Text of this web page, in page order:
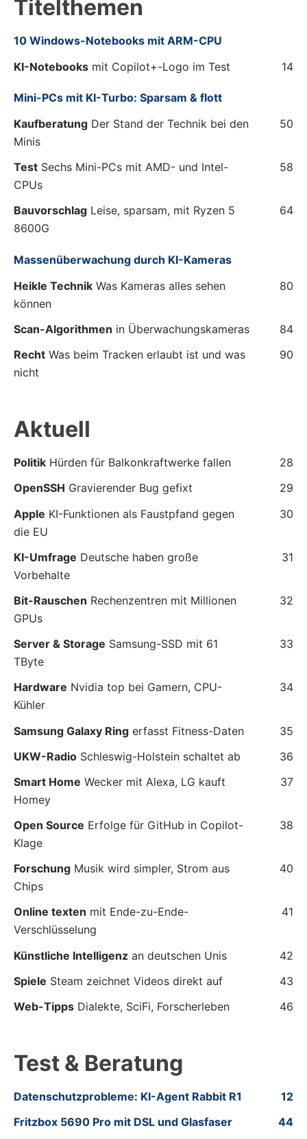
Titelthemen
10 Windows-Notebooks mit ARM-CPU
KI-Notebooks mit Copilot+-Logo im Test 14
Mini-PCs mit KI-Turbo: Sparsam & flott
Kaufberatung Der Stand der Technik bei den
Minis
50
Test Sechs Mini-PCs mit AMD- und Intel-
CPUs
58
Bauvorschlag Leise, sparsam, mit Ryzen 5
8600G
64
Massenüberwachung durch KI-Kameras
Heikle Technik Was Kameras alles sehen
können
80
Scan-Algorithmen in Überwachungskameras
84
Recht Was beim Tracken erlaubt ist und was
nicht
90
Aktuell
Politik Hürden für Balkonkraftwerke fallen
28
OpenSSH Gravierender Bug gefixt
29
Apple KI-Funktionen als Faustpfand gegen
die EU
30
KI-Umfrage Deutsche haben große
Vorbehalte
31
Bit-Rauschen Rechenzentren mit Millionen
GPUs
32
Server & Storage Samsung-SSD mit 61
TByte
33
Hardware Nvidia top bei Gamern, CPU-
Kühler
34
Samsung Galaxy Ring erfasst Fitness-Daten
35
UKW-Radio Schleswig-Holstein schaltet ab
36
Smart Home Wecker mit Alexa, LG kauft
Homey
37
Open Source Erfolge für GitHub in Copilot-
Klage
38
Forschung Musik wird simpler, Strom aus
Chips
40
Online texten mit Ende-zu-Ende-
Verschlüsselung
41
Künstliche Intelligenz an deutschen Unis
42
Spiele Steam zeichnet Videos direkt auf
43
Web-Tipps Dialekte, SciFi, Forscherleben 46
Test & Beratung
Datenschutzprobleme: KI-Agent Rabbit R1
12
Fritzbox 5690 Pro mit DSL und Glasfaser
44